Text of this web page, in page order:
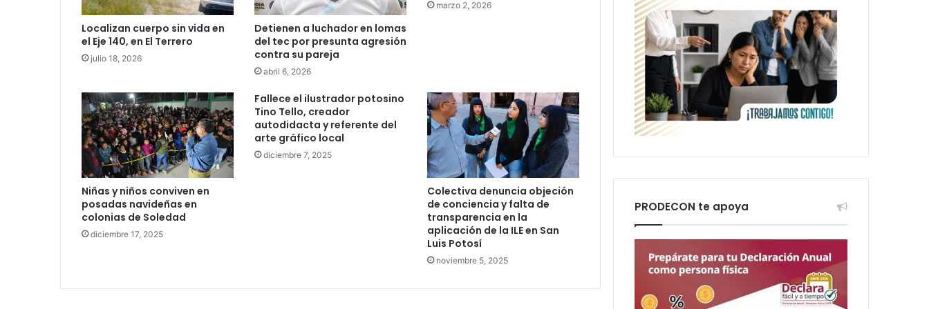
Localizan cuerpo sin vida en
el Eje 140, en El Terrero
julio 18, 2026
Detienen a luchador en lomas
del tec por presunta agresión
contra su pareja
abril 6, 2026
marzo 2, 2026
Niñas y niños conviven en
posadas navideñas en
colonias de Soledad
diciembre 17, 2025
Fallece el ilustrador potosino
Tino Tello, creador
autodidacta y referente del
arte gráfico local
diciembre 7, 2025
Colectiva denuncia objeción
de conciencia y falta de
transparencia en la
aplicación de la ILE en San
Luis Potosí
noviembre 5, 2025
PRODECON te apoya